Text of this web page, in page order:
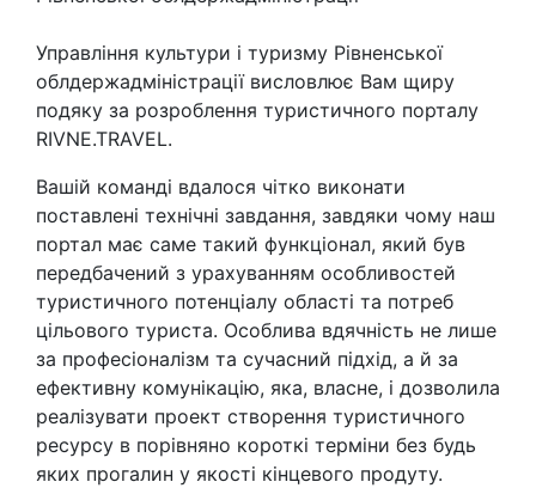
Управління культури і туризму Рівненської
облдержадміністрації висловлює Вам щиру
подяку за розроблення туристичного порталу
RIVNE.TRAVEL.
Вашій команді вдалося чітко виконати
поставлені технічні завдання, завдяки чому наш
портал має саме такий функціонал, який був
передбачений з урахуванням особливостей
туристичного потенціалу області та потреб
цільового туриста. Особлива вдячність не лише
за професіоналізм та сучасний підхід, а й за
ефективну комунікацію, яка, власне, і дозволила
реалізувати проект створення туристичного
ресурсу в порівняно короткі терміни без будь
яких прогалин у якості кінцевого продуту.